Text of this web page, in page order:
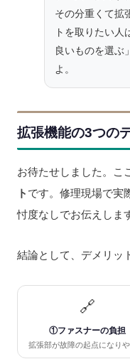
その分重くて拡
トを取りたい
良いものを選ぶ
よ。
拡張機能の3つの
お待たせしました。こ
ト です。修理現場で実
忖度なしでお伝えしま
結論として、デメリッ
🔗
①ファスナーの負担
拡張部が故障の起点になり